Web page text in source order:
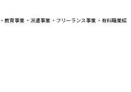
教育事業 ・派遣事業 ・フリーランス事業 ・有料職業紹